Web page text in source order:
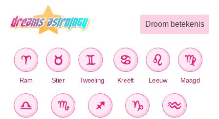
Droom betekenis
Ram Stier Tweeling Kreeft Leeuw Maagd